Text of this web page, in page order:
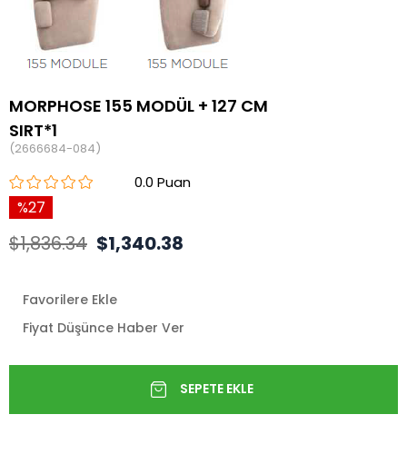
MORPHOSE 155 MODÜL + 127 CM
SIRT*1
(2666684-084)
0.0
27
$1,836.34 $1,340.38
Favorilere Ekle
Fiyat Düşünce Haber Ver